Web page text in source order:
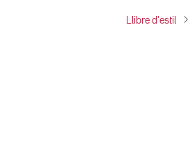
Llibre d'estil